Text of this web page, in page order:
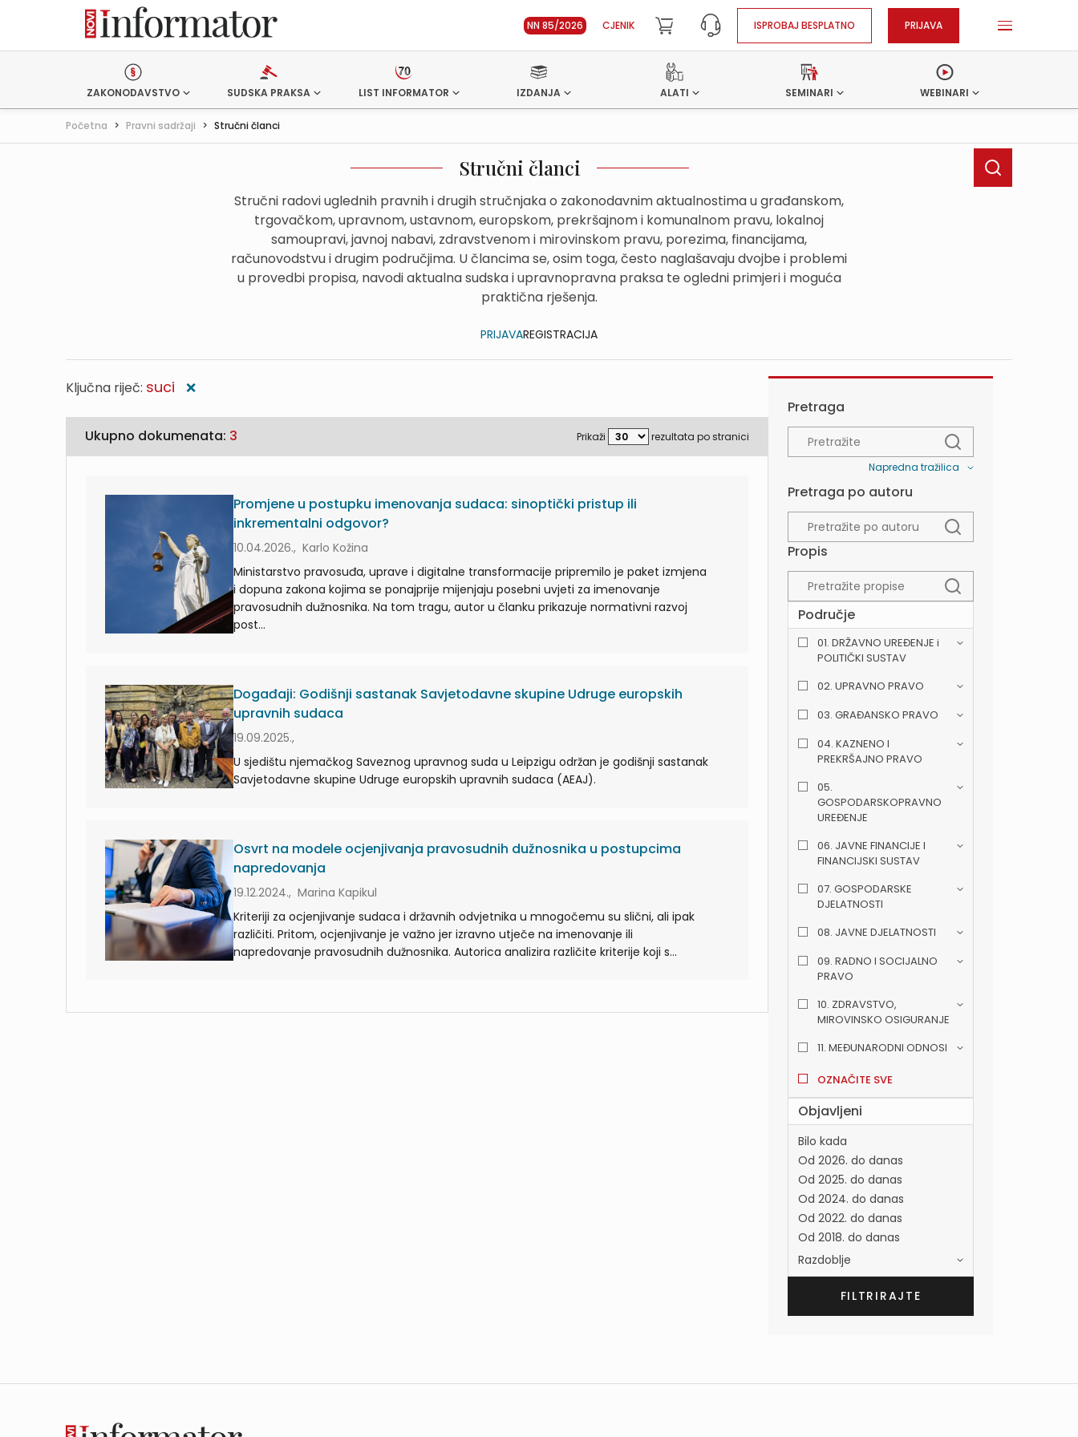
NN 85/2026 CJENIK ISPROBAJ BESPLATNO PRIJAVA
ZAKONODAVSTVO SUDSKA PRAKSA LIST INFORMATOR IZDANJA ALATI SEMINARI WEBINARI
Početna > Pravni sadržaji > Stručni članci
Stručni članci
Stručni radovi uglednih pravnih i drugih stručnjaka o zakonodavnim aktualnostima u građanskom,
trgovačkom, upravnom, ustavnom, europskom, prekršajnom i komunalnom pravu, lokalnoj
samoupravi, javnoj nabavi, zdravstvenom i mirovinskom pravu, porezima, financijama,
računovodstvu i drugim područjima. U člancima se, osim toga, često naglašavaju dvojbe i problemi
u provedbi propisa, navodi aktualna sudska i upravnopravna praksa te ogledni primjeri i moguća
praktična rješenja.
PRIJAVAREGISTRACIJA
Ključna riječ: suci ❌
Ukupno dokumenata: 3 Prikaži rezultata po stranici
Promjene u postupku imenovanja sudaca: sinoptički pristup ili
inkrementalni odgovor?
10.04.2026., Karlo Kožina
Ministarstvo pravosuđa, uprave i digitalne transformacije pripremilo je paket izmjena
i dopuna zakona kojima se ponajprije mijenjaju posebni uvjeti za imenovanje
pravosudnih dužnosnika. Na tom tragu, autor u članku prikazuje normativni razvoj
post...
Događaji: Godišnji sastanak Savjetodavne skupine Udruge europskih
upravnih sudaca
19.09.2025.,
U sjedištu njemačkog Saveznog upravnog suda u Leipzigu održan je godišnji sastanak
Savjetodavne skupine Udruge europskih upravnih sudaca (AEAJ).
Osvrt na modele ocjenjivanja pravosudnih dužnosnika u postupcima
napredovanja
19.12.2024., Marina Kapikul
Kriteriji za ocjenjivanje sudaca i državnih odvjetnika u mnogočemu su slični, ali ipak
različiti. Pritom, ocjenjivanje je važno jer izravno utječe na imenovanje ili
napredovanje pravosudnih dužnosnika. Autorica analizira različite kriterije koji s...
Pretraga
Napredna tražilica
Pretraga po autoru
Propis
Područje
01. DRŽAVNO UREĐENJE i
POLITIČKI SUSTAV
02. UPRAVNO PRAVO
03. GRAĐANSKO PRAVO
04. KAZNENO I
PREKRŠAJNO PRAVO
05.
GOSPODARSKOPRAVNO
UREĐENJE
06. JAVNE FINANCIJE I
FINANCIJSKI SUSTAV
07. GOSPODARSKE
DJELATNOSTI
08. JAVNE DJELATNOSTI
09. RADNO I SOCIJALNO
PRAVO
10. ZDRAVSTVO,
MIROVINSKO OSIGURANJE
11. MEĐUNARODNI ODNOSI
OZNAČITE SVE
Objavljeni
Bilo kada
Od 2026. do danas
Od 2025. do danas
Od 2024. do danas
Od 2022. do danas
Od 2018. do danas
Razdoblje